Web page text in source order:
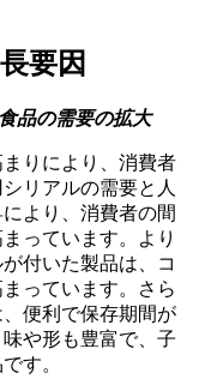
要因
品の需要の拡大
りにより、消費者
リアルの需要と人
より、消費者の間
っています。より
付いた製品は、コ
っています。さら
便利で保存期間が
や形も豊富で、子
す。